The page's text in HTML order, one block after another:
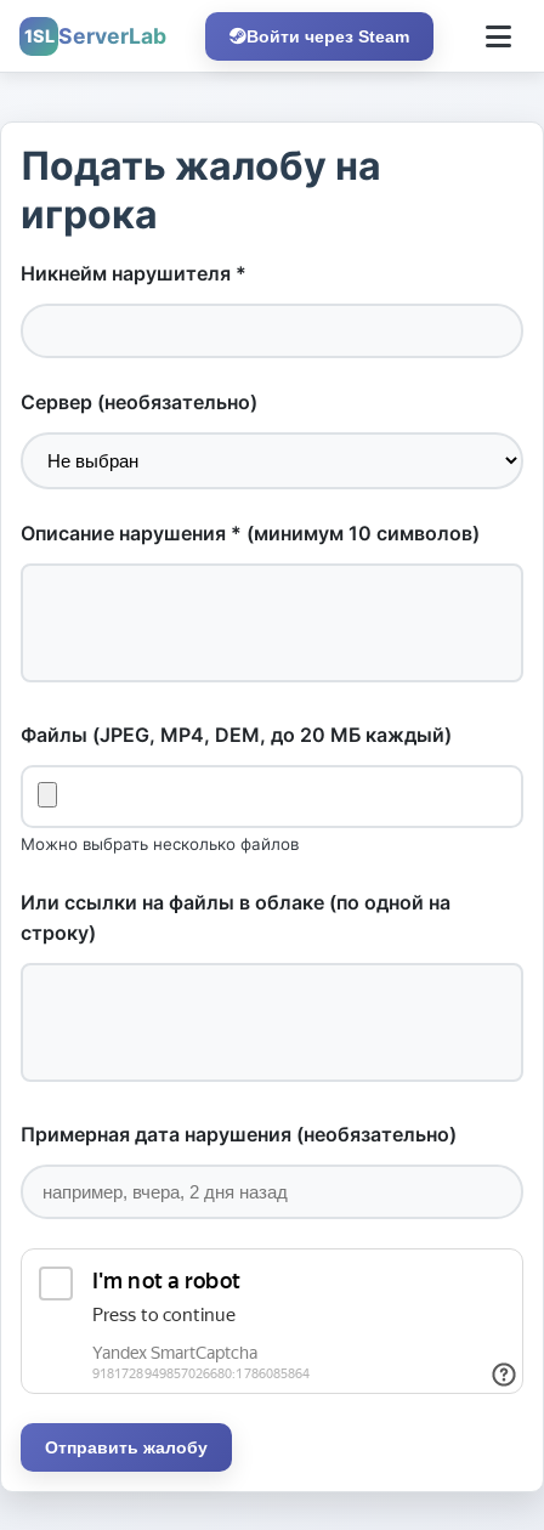
1SL ServerLab Войти через Steam
Подать жалобу на
игрока
Никнейм нарушителя *
Сервер (необязательно)
Описание нарушения * (минимум 10 символов)
Файлы (JPEG, MP4, DEM, до 20 МБ каждый)
Можно выбрать несколько файлов
Или ссылки на файлы в облаке (по одной на
строку)
Примерная дата нарушения (необязательно)
Отправить жалобу